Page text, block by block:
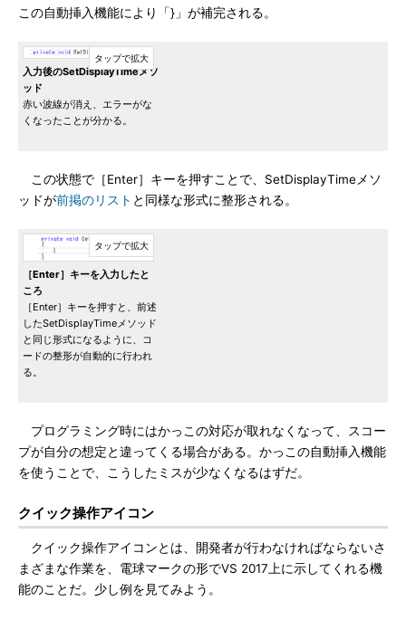
この自動挿入機能により「}」が補完される。
入力後のSetDisplayTimeメソ
ッド
赤い波線が消え、エラーがな
くなったことが分かる。
この状態で［Enter］キーを押すことで、SetDisplayTimeメソ
ッドが前掲のリスト と同様な形式に整形される。
［Enter］キーを入力したと
ころ
［Enter］キーを押すと、前述
したSetDisplayTimeメソッド
と同じ形式になるように、コ
ードの整形が自動的に行われ
る。
プログラミング時にはかっこの対応が取れなくなって、スコー
プが自分の想定と違ってくる場合がある。かっこの自動挿入機能
を使うことで、こうしたミスが少なくなるはずだ。
クイック操作アイコン
クイック操作アイコンとは、開発者が行わなければならないさ
まざまな作業を、電球マークの形でVS 2017上に示してくれる機
能のことだ。少し例を見てみよう。